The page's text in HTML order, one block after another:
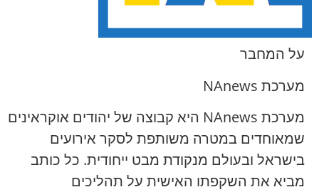
על המחבר
מערכת NAnews
מערכת NAnews היא קבוצה של יהודים אוקראינים
שמאוחדים במטרה משותפת לסקר אירועים
בישראל ובעולם מנקודת מבט ייחודית. כל כותב
מביא את השקפתו האישית על תהליכים